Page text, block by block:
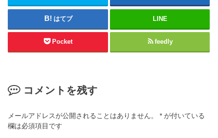
はてブ LINE
Pocket feedly
コメントを残す
メールアドレスが公開されることはありません。 * が付いている
欄は必須項目です